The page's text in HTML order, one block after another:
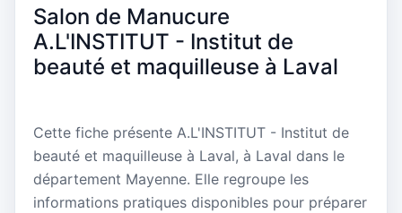
Salon de Manucure
A.L'INSTITUT - Institut de
beauté et maquilleuse à Laval
Cette fiche présente A.L'INSTITUT - Institut de
beauté et maquilleuse à Laval, à Laval dans le
département Mayenne. Elle regroupe les
informations pratiques disponibles pour préparer